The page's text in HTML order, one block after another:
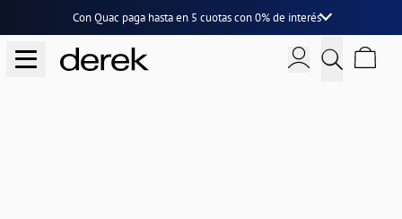
Con Quac paga hasta en 5 cuotascon0% de interés